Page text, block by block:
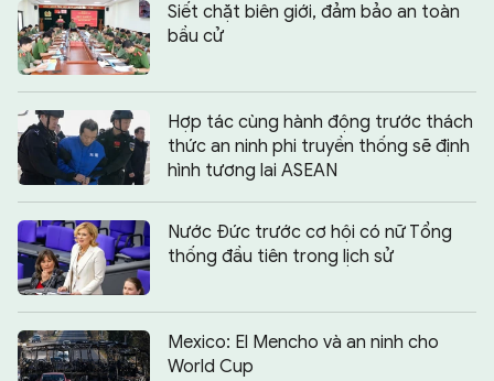
Siết chặt biên giới, đảm bảo an toàn
bầu cử
Hợp tác cùng hành động trước thách
thức an ninh phi truyền thống sẽ định
hình tương lai ASEAN
Nước Đức trước cơ hội có nữ Tổng
thống đầu tiên trong lịch sử
Mexico: El Mencho và an ninh cho
World Cup